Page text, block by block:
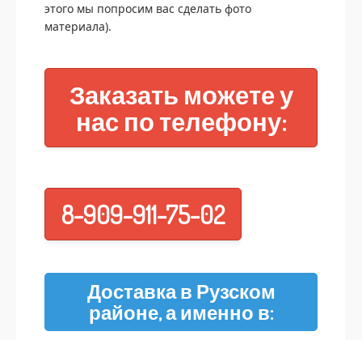
этого мы попросим вас сделать фото
материала).
Заказать можете у
нас по телефону:
8-909-911-75-02
Доставка в Рузском
районе, а именно в: